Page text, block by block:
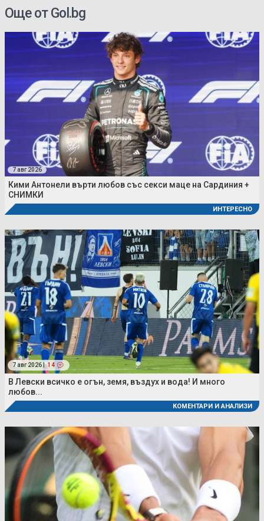
Още от Gol.bg
7 авг 2026
Кими Антонели върти любов със секси маце на Сардиния +
СНИМКИ
ИНТЕРЕСНО
7 авг 2026 | 14
В Левски всичко е огън, земя, въздух и вода! И много
любов...
КОМЕНТАРИ И АНАЛИЗИ